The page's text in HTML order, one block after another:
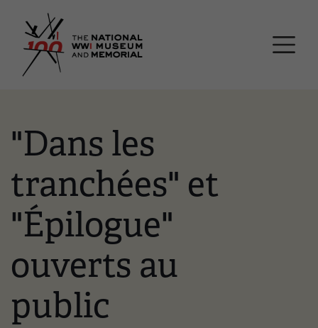
"Dans les
tranchées" et
"Épilogue"
ouverts au
public